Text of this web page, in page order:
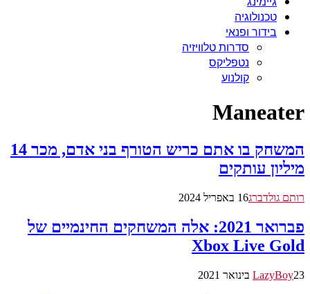
טכנולוגיה
בידור ופנאי
סדרות טלוויזיה
נטפליקס
קולנוע
Maneater
המשחק בו אתם כריש הטורף בני אדם, מכר 14
מיליון עותקים
רותם גולדברג16 באפריל 2024
פברואר 2021: אלה המשחקים החינמיים של
Xbox Live Gold
LazyBoy23 בינואר 2021